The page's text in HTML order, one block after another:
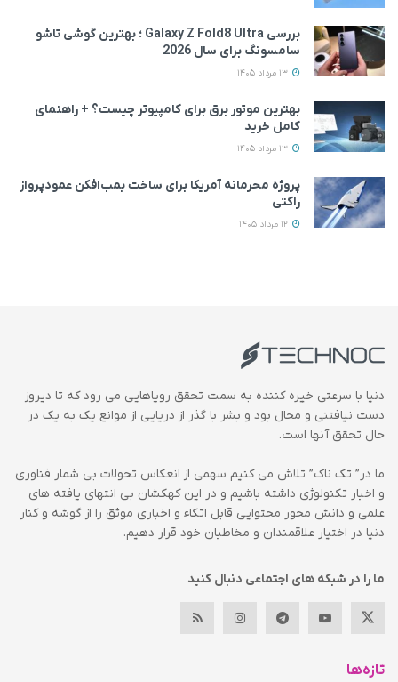
بررسی Galaxy Z Fold8 Ultra ؛ بهترین گوشی تاشو
سامسونگ برای سال 2026
بهترین موتور برق برای کامپیوتر چیست؟ + راهنمای
کامل خرید
پروژه محرمانه آمریکا برای ساخت بمب‌افکن عمودپرواز
راکتی
دنیا با سرعتی خیره کننده به سمت تحقق رویاهایی می رود که تا دیروز
دست نیافتنی و محال بود و بشر با گذر از دریایی از موانع یک به یک در
حال تحقق آنها است.
ما در” تک ناک” تلاش می کنیم سهمی از انعکاس تحولات بی شمار فناوری
و اخبار تکنولوژی داشته باشیم و در این کهکشان بی انتهای یافته های
علمی و دانش محور محتوایی قابل اتکاء و اخباری موثق را از گوشه و کنار
دنیا در اختیار علاقمندان و مخاطبان خود قرار دهیم.
ما را در شبکه های اجتماعی دنبال کنید
تازه‌ها